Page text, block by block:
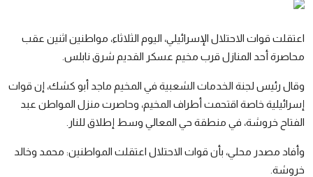
تكنلوجيا
علوم
الطقس
إقتصاد
صور وفنون
اعتقلت قوات الاحتلال الإسرائيلي، اليوم الثلاثاء، مواطنين اثنين عقب
محاصرة أحد المنازل قرب مخيم عسكر القديم شرق نابلس.
وقال رئيس لجنة الخدمات الشعبية في المخيم ماجد أبو كشك، إن قوات
إسرائيلية خاصة اقتحمت أطراف المخيم، وحاصرت منزل المواطن عبد
الفتاح خروشة، في منطقة حي المعالي وسط إطلاق للنار.
وأفاد مصدر محلي، بأن قوات الاحتلال اعتقلت المواطنين: محمد وخالد
خروشة.